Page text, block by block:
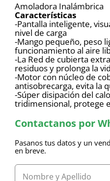
Amoladora Inalámbrica
Características
-Pantalla inteligente,
nivel de carga
-Mango pequeño, peso
funcionamiento al aire
-La Red de cubierta
residuos y prolonga la
-Motor con núcleo de
antisobrecarga, evita la
-Súper disipación del
tridimensional, protege
Contactanos por
Pasanos tus datos y un
en breve.